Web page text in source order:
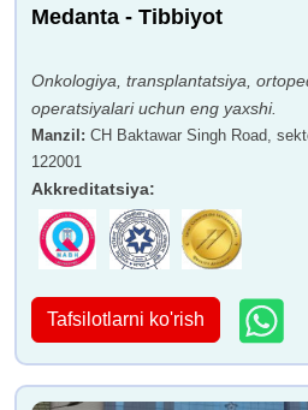
Medanta - Tibbiyot
Onkologiya, transplantatsiya,
operatsiyalari uchun eng yaxshi.
Manzil : CH Baktawar Singh Road,
122001
Akkreditatsiya:
Tafsilotlarni ko'rish